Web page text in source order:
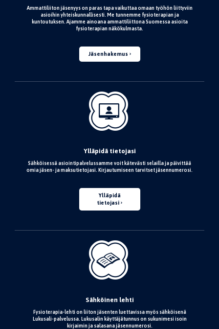
Ammattiliiton jäsenyys on paras tapa vaikuttaa omaan työhön liittyviin
asioihin yhteiskunnallisesti. Me tunnemme fysioterapian ja
kuntoutuksen. Ajamme ainoana ammattiliittona Suomessa asioita
fysioterapian näkökulmasta.
Jäsenhakemus
Ylläpidä tietojasi
Sähköisessä asiointipalvelussamme voit kätevästi selailla ja päivittää
omia jäsen- ja maksutietojasi. Kirjautumiseen tarvitset jäsennumerosi.
Ylläpidä
tietojasi
Sähköinen lehti
Fysioterapia-lehti on liiton jäsenten luettavissa myös sähköisenä
Lukusali-palvelussa. Lukusalin käyttäjätunnus on sukunimesi isoin
kirjaimin ja salasana jäsennumerosi.